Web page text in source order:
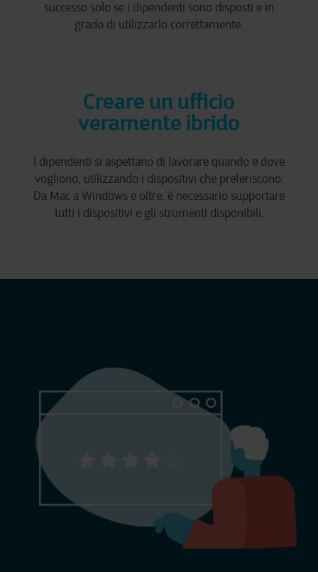
successo solo se i dipendenti sono disposti e in
grado di utilizzarlo correttamente.
Creare un ufficio
veramente ibrido
I dipendenti si aspettano di lavorare quando e dove
vogliono, utilizzando i dispositivi che preferiscono.
Da Mac a Windows e oltre, è necessario supportare
tutti i dispositivi e gli strumenti disponibili.